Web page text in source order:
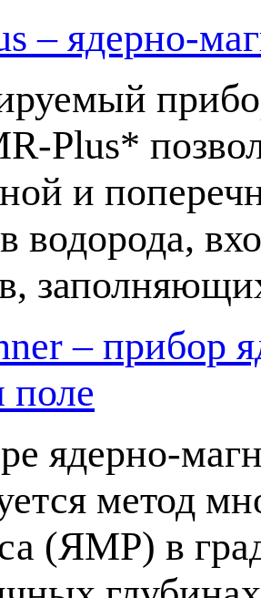
– ядерно-
Plus*
и
водорода,
– прибор
поле
ядерно-
метод
(ЯМР) в